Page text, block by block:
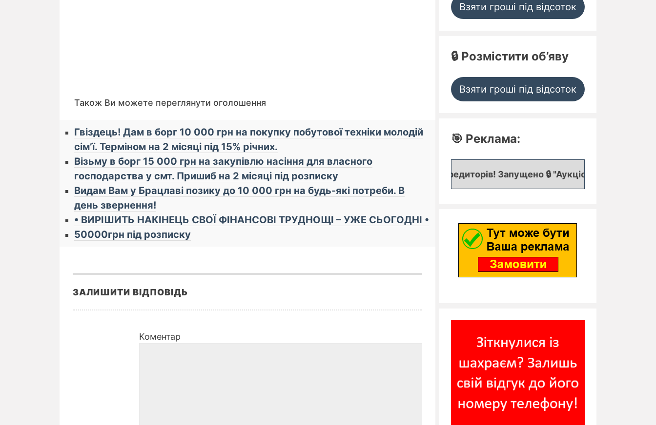
Також Ви можете переглянути оголошення
Гвіздець! Дам в борг 10 000 грн на покупку побутової техніки молодій
сім’ї. Терміном на 2 місяці під 15% річних.
Візьму в борг 15 000 грн на закупівлю насіння для власного
господарства у смт. Пришиб на 2 місяці під розписку
Видам Вам у Брацлаві позику до 10 000 грн на будь-які потреби. В
день звернення!
• ВИРІШИТЬ НАКІНЕЦЬ СВОЇ ФІНАНСОВІ ТРУДНОЩІ – УЖЕ СЬОГОДНІ •
50000грн під розписку
ЗАЛИШИТИ ВІДПОВІДЬ
Коментар
Взяти гроші під відсоток
🔒 Розмістити об’яву
Взяти гроші під відсоток
🎯 Реклама:
📌 До уваги кредиторів! Запущено 🔒 "Аукціон кредитних заявок", де